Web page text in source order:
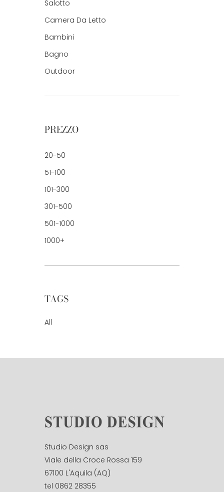
Salotto
Camera Da Letto
Bambini
Bagno
Outdoor
PREZZO
20-50
51-100
101-300
301-500
501-1000
1000+
TAGS
All
Studio Design sas
Viale della Croce Rossa 159
67100 L'Aquila (AQ)
tel 0862 28355